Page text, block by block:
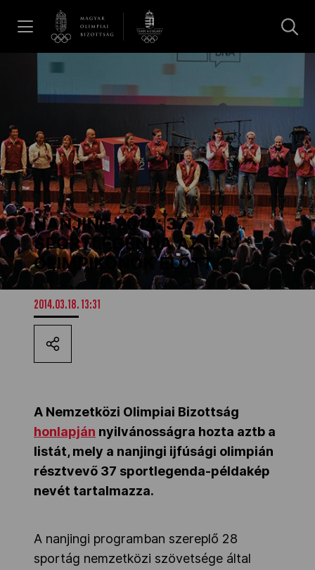
Hírek
Galéria
Dakar 2026
Los Angeles 2028
MOB
Kettőskarrier-program
Társszervezetek
OVEP
Adatbank
NANJING 2014: 37
SPORTLEGENDA AZ IFJÚ
OLIMPIKONOK ELŐTT
2014.03.18. 13:31
A Nemzetközi Olimpiai Bizottság
honlapján nyilvánosságra hozta aztb a
listát, mely a nanjingi ijfúsági olimpián
résztvevő 37 sportlegenda-példakép
nevét tartalmazza.
A nanjingi programban szereplő 28
sportág nemzetközi szövetsége által